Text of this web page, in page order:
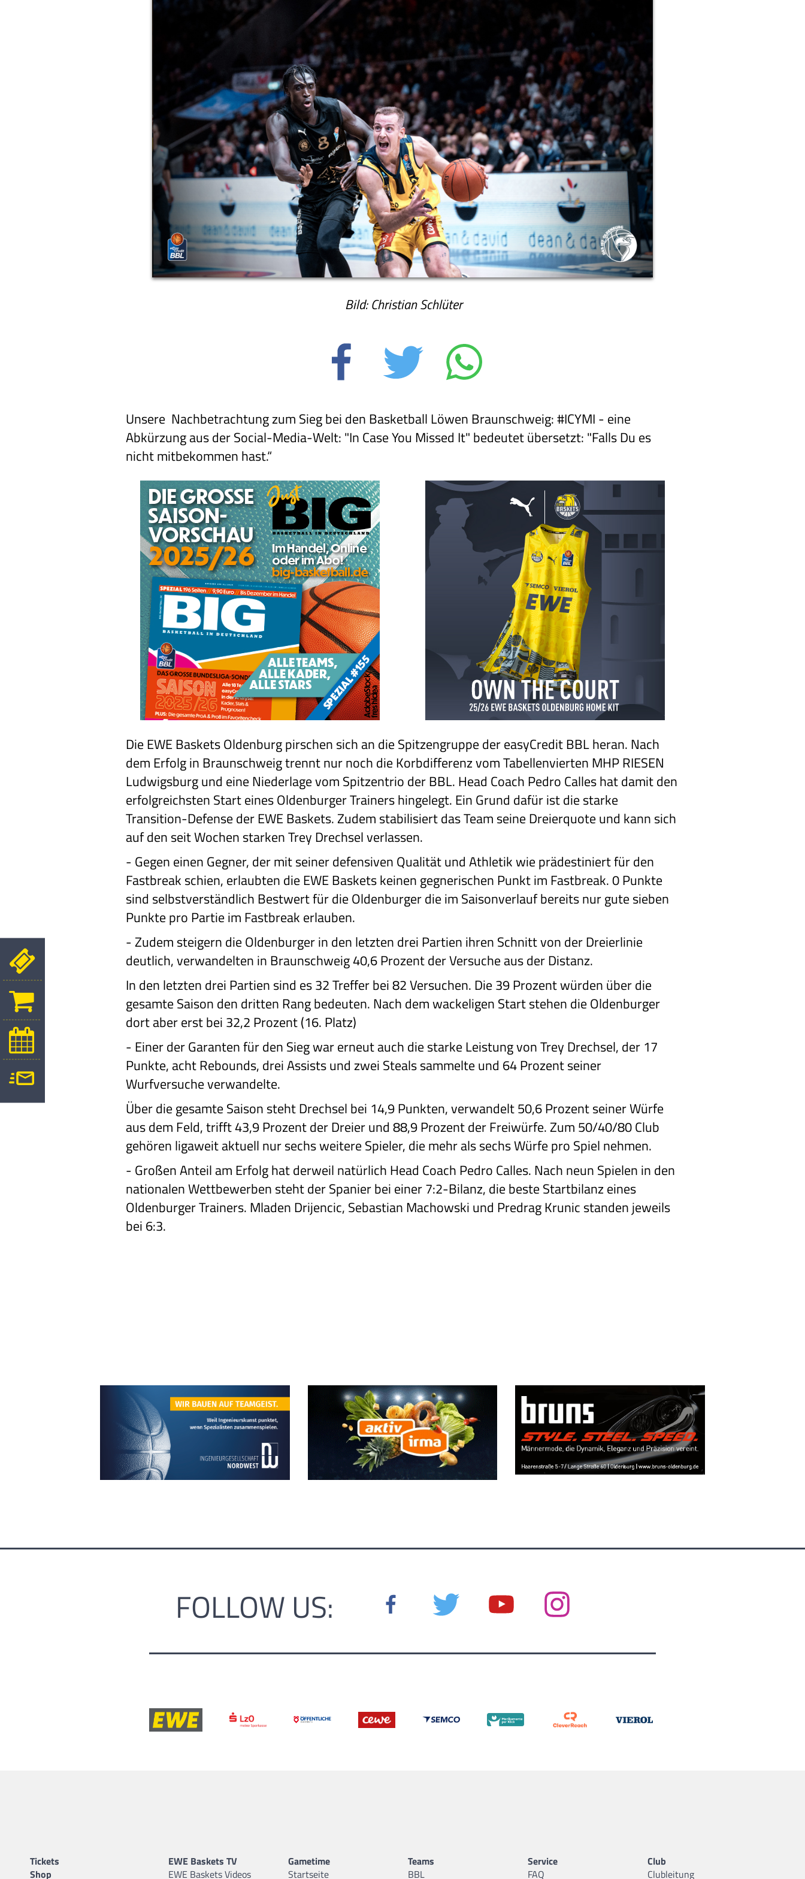
Bild: Christian Schlüter
Unsere Nachbetrachtung zum Sieg bei den Basketball Löwen Braunschweig: #ICYMI - eine
Abkürzung aus der Social-Media-Welt: "In Case You Missed It" bedeutet übersetzt: "Falls Du es
nicht mitbekommen hast.“
Die EWE Baskets Oldenburg pirschen sich an die Spitzengruppe der easyCredit BBL heran. Nach
dem Erfolg in Braunschweig trennt nur noch die Korbdifferenz vom Tabellenvierten MHP RIESEN
Ludwigsburg und eine Niederlage vom Spitzentrio der BBL. Head Coach Pedro Calles hat damit den
erfolgreichsten Start eines Oldenburger Trainers hingelegt. Ein Grund dafür ist die starke
Transition-Defense der EWE Baskets. Zudem stabilisiert das Team seine Dreierquote und kann sich
auf den seit Wochen starken Trey Drechsel verlassen.
- Gegen einen Gegner, der mit seiner defensiven Qualität und Athletik wie prädestiniert für den
Fastbreak schien, erlaubten die EWE Baskets keinen gegnerischen Punkt im Fastbreak. 0 Punkte
sind selbstverständlich Bestwert für die Oldenburger die im Saisonverlauf bereits nur gute sieben
Punkte pro Partie im Fastbreak erlauben.
- Zudem steigern die Oldenburger in den letzten drei Partien ihren Schnitt von der Dreierlinie
deutlich, verwandelten in Braunschweig 40,6 Prozent der Versuche aus der Distanz.
In den letzten drei Partien sind es 32 Treffer bei 82 Versuchen. Die 39 Prozent würden über die
gesamte Saison den dritten Rang bedeuten. Nach dem wackeligen Start stehen die Oldenburger
dort aber erst bei 32,2 Prozent (16. Platz)
- Einer der Garanten für den Sieg war erneut auch die starke Leistung von Trey Drechsel, der 17
Punkte, acht Rebounds, drei Assists und zwei Steals sammelte und 64 Prozent seiner
Wurfversuche verwandelte.
Über die gesamte Saison steht Drechsel bei 14,9 Punkten, verwandelt 50,6 Prozent seiner Würfe
aus dem Feld, trifft 43,9 Prozent der Dreier und 88,9 Prozent der Freiwürfe. Zum 50/40/80 Club
gehören ligaweit aktuell nur sechs weitere Spieler, die mehr als sechs Würfe pro Spiel nehmen.
- Großen Anteil am Erfolg hat derweil natürlich Head Coach Pedro Calles. Nach neun Spielen in den
nationalen Wettbewerben steht der Spanier bei einer 7:2-Bilanz, die beste Startbilanz eines
Oldenburger Trainers. Mladen Drijencic, Sebastian Machowski und Predrag Krunic standen jeweils
bei 6:3.
FOLLOW US:
Tickets
Shop
EWE Baskets TV
EWE Baskets Videos
Gametime
Startseite
Teams
BBL
Service
FAQ
Club
Clubleitung